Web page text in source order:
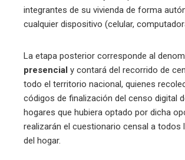
integrantes de su vivienda de forma
cualquier dispositivo (celular,
La etapa posterior corresponde al
presencial y contará del recorrido de
todo el territorio nacional, quienes
códigos de finalización del censo digital
hogares que hubiera optado por dicha
realizarán el cuestionario censal a todos
del hogar.